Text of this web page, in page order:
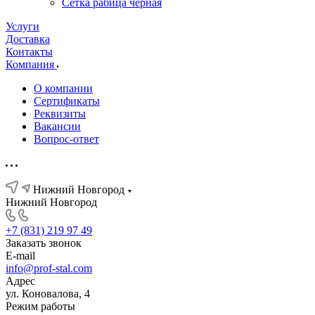
Сетка рабица черная
Услуги
Доставка
Контакты
Компания
О компании
Сертификаты
Реквизиты
Вакансии
Вопрос-ответ
Нижний Новгород
Нижний Новгород
+7 (831) 219 97 49
Заказать звонок
E-mail
info@prof-stal.com
Адрес
ул. Коновалова, 4
Режим работы